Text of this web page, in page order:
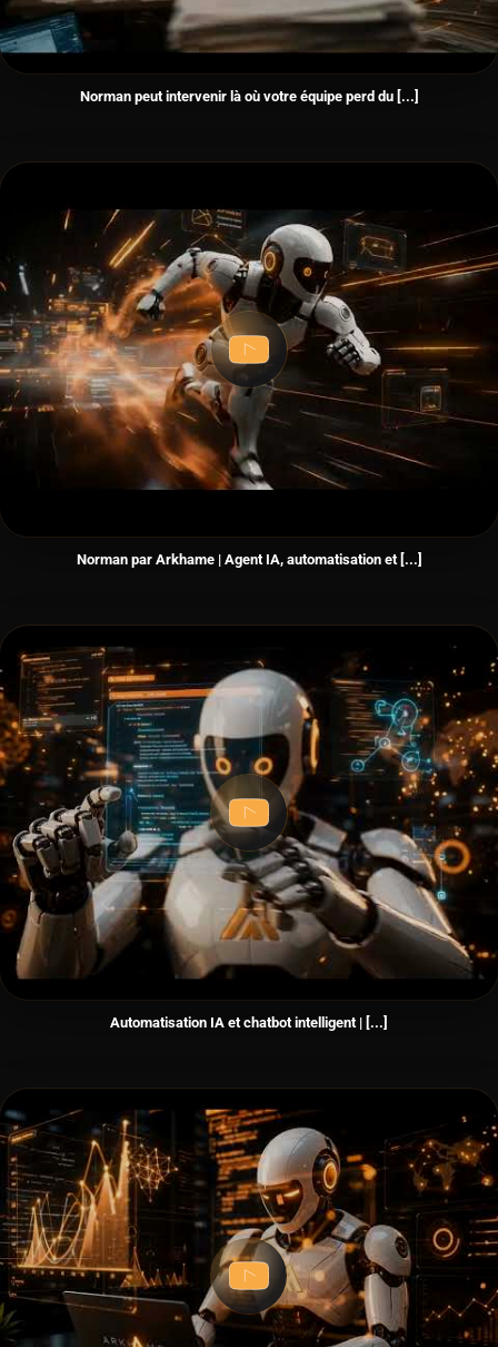
Norman peut intervenir là où votre équipe perd du [...]
Norman par Arkhame | Agent IA, automatisation et [...]
Automatisation IA et chatbot intelligent | [...]